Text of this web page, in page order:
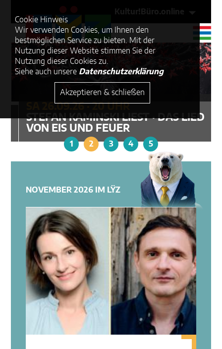
Cookie Hinweis
Wir verwenden Cookies, um Ihnen den
bestmöglichen Service zu bieten. Mit der
Nutzung dieser Website stimmen Sie der
Nutzung dieser Cookies zu.
Siehe auch unsere Datenschutzerklärung
Akzeptieren & schließen
Kultur!Büro.online
SA 26.09.26 · 20 UHR
STEFAN KAMINSKI LIEST · DAS LIED
VON EIS UND FEUER
1 2 3 4 5
NOVEMBER 2026 IM LŸZ